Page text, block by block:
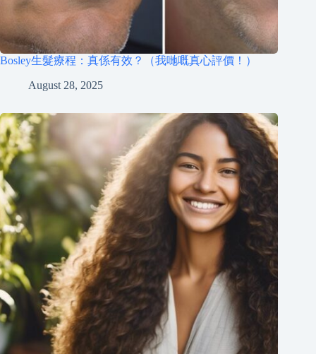
Bosley生髮療程：真係有效？（我哋嘅真心評價！）
August 28, 2025